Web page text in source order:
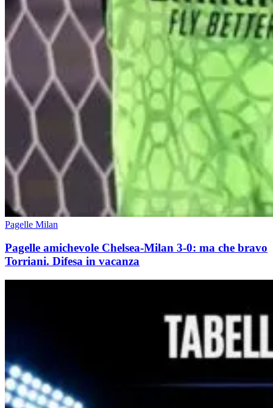
Pagelle Milan
Pagelle amichevole Chelsea-Milan 3-0: ma che bravo
Torriani. Difesa in vacanza